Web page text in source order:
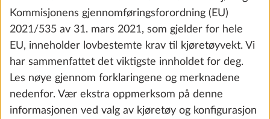
Kommisjonens gjennomføringsforordning (EU)
2021/535 av 31. mars 2021, som gjelder for hele
EU, inneholder lovbestemte krav til kjøretøyvekt. Vi
har sammenfattet det viktigste innholdet for deg.
Les nøye gjennom forklaringene og merknadene
nedenfor. Vær ekstra oppmerksom på denne
informasjonen ved valg av kjøretøy og konfigurasjon